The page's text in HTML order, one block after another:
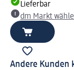
Lieferbar
dm Markt
Andere Kunden